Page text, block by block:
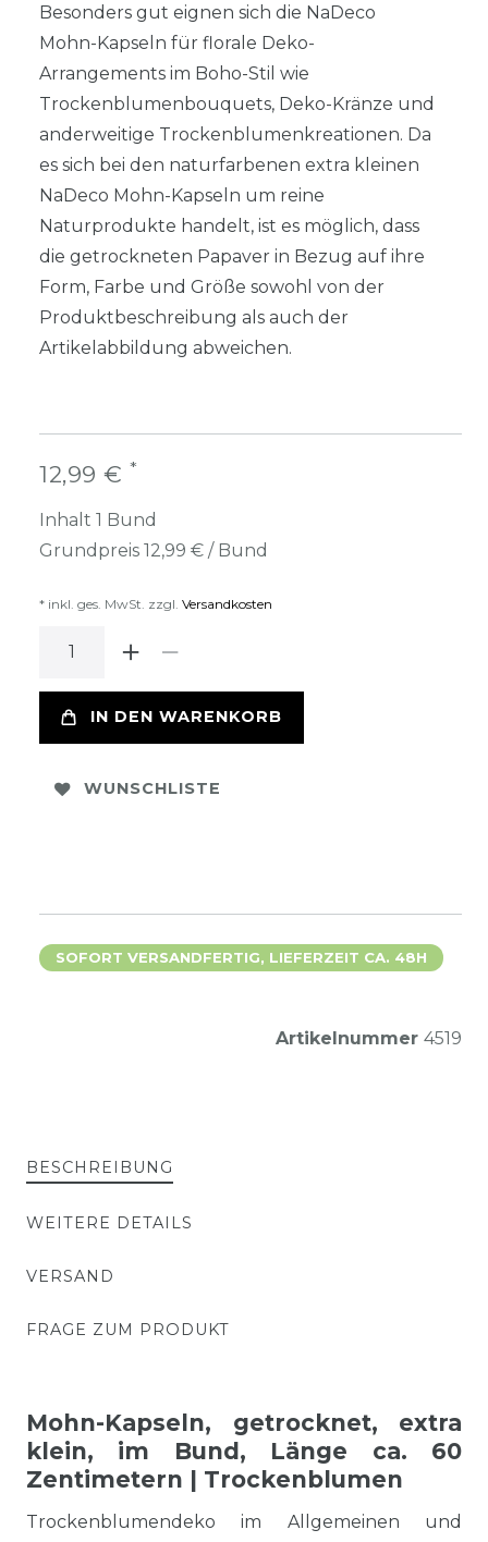
Besonders gut eignen sich die NaDeco
Mohn-Kapseln für florale Deko-
Arrangements im Boho-Stil wie
Trockenblumenbouquets, Deko-Kränze und
anderweitige Trockenblumenkreationen. Da
es sich bei den naturfarbenen extra kleinen
NaDeco Mohn-Kapseln um reine
Naturprodukte handelt, ist es möglich, dass
die getrockneten Papaver in Bezug auf ihre
Form, Farbe und Größe sowohl von der
Produktbeschreibung als auch der
Artikelabbildung abweichen.
12,99 € *
Inhalt 1 Bund
Grundpreis 12,99 € / Bund
* inkl. ges. MwSt. zzgl. Versandkosten
IN DEN WARENKORB
WUNSCHLISTE
SOFORT VERSANDFERTIG, LIEFERZEIT CA. 48H
Artikelnummer 4519
BESCHREIBUNG
WEITERE DETAILS
VERSAND
FRAGE ZUM PRODUKT
Mohn-Kapseln, getrocknet, extra
klein, im Bund, Länge ca. 60
Zentimetern | Trockenblumen
Trockenblumendeko im Allgemeinen und